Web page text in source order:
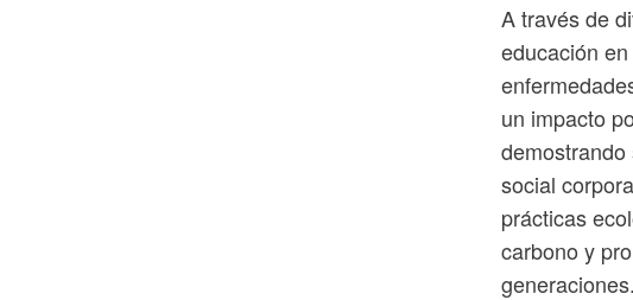
A través de
educación
un impacto
social
prácticas
carbono y
generaciones.